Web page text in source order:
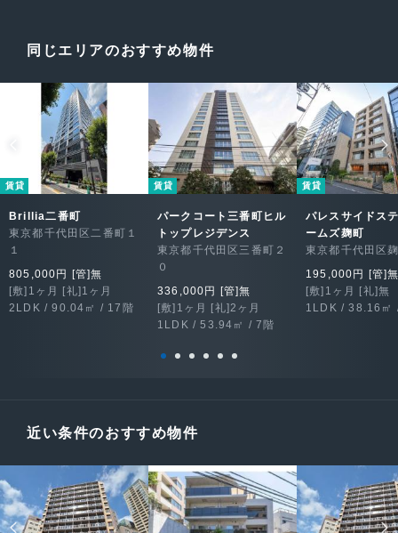
同じエリアのおすすめ物件
賃貸
Brillia二番町
東京都千代田区二番町１
１
805,000円 [管]無
[敷]1ヶ月 [礼]1ヶ月
2LDK / 90.04㎡ / 17階
賃貸
パークコート三番町ヒル
トップレジデンス
東京都千代田区三番町２
０
336,000円 [管]無
[敷]1ヶ月 [礼]2ヶ月
1LDK / 53.94㎡ / 7階
賃貸
パレスサイドス
ームズ麹町
東京都千代田区
195,000円 [管]
[敷]1ヶ月 [礼]無
1LDK / 38.16㎡
近い条件のおすすめ物件